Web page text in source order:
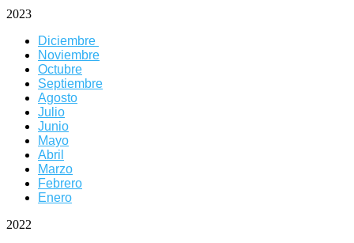
2023
Diciembre
Noviembre
Octubre
Septiembre
Agosto
Julio
Junio
Mayo
Abril
Marzo
Febrero
Enero
2022